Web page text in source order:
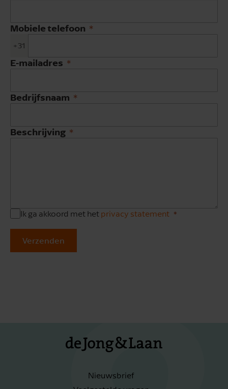
Mobiele telefoon
+31
E-mailadres
Bedrijfsnaam
Beschrijving
Ik ga akkoord met het privacy statement
Verzenden
Nieuwsbrief